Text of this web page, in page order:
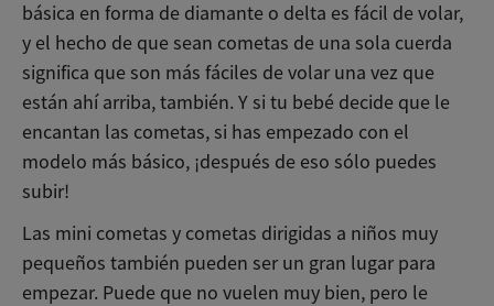
básica en forma de diamante o delta es fácil de volar,
y el hecho de que sean cometas de una sola cuerda
significa que son más fáciles de volar una vez que
están ahí arriba, también. Y si tu bebé decide que le
encantan las cometas, si has empezado con el
modelo más básico, ¡después de eso sólo puedes
subir!
Las mini cometas y cometas dirigidas a niños muy
pequeños también pueden ser un gran lugar para
empezar. Puede que no vuelen muy bien, pero le